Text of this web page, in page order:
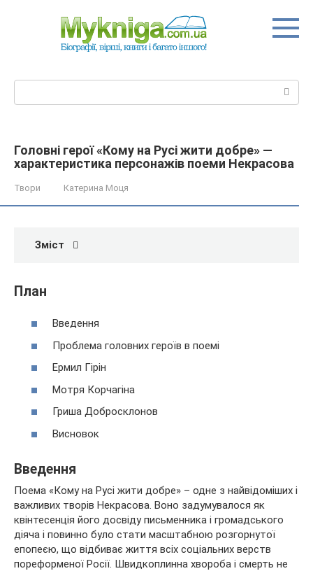
Головні герої «Кому на Русі жити добре» —
характеристика персонажів поеми Некрасова
Твори Катерина Моця
Зміст
План
Введення
Проблема головних героїв в поемі
Ермил Гірін
Мотря Корчагіна
Гриша Добросклонов
Висновок
Введення
Поема «Кому на Русі жити добре» – одне з найвідоміших і
важливих творів Некрасова. Воно задумувалося як
квінтесенція його досвіду письменника і громадського
діяча і повинно було стати масштабною розгорнутої
епопеєю, що відбиває життя всіх соціальних верств
пореформеної Росії. Швидкоплинна хвороба і смерть не